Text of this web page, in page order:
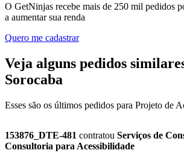
O GetNinjas recebe mais de 250 mil pedidos
a aumentar sua renda
Quero me cadastrar
Veja alguns pedidos
Sorocaba
Esses são os últimos pedidos para Projeto de
153876_DTE-481 contratou Serviços de
Consultoria para Acessibilidade